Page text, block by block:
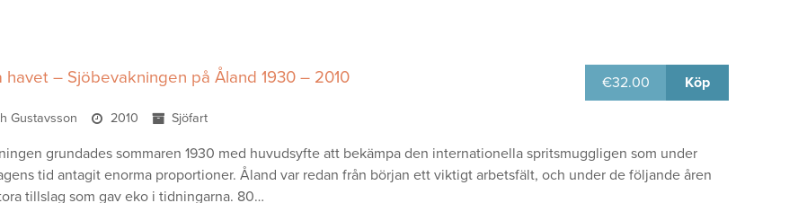
havet – Sjöbevakningen på Åland 1930 – 2010
Gustavsson 2010 Sjöfart
€32.00 Köp
grundades sommaren 1930 med huvudsyfte att bekämpa den internationella spritsmuggligen som under
tid antagit enorma proportioner. Åland var redan från början ett viktigt arbetsfält, och under de följande åren
tillslag som gav eko i tidningarna. 80…